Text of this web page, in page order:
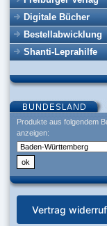
Digitale Bücher
Bestellabwicklung
Shanti-Leprahilfe
Produkte aus folgendem
anzeigen:
Vertrag